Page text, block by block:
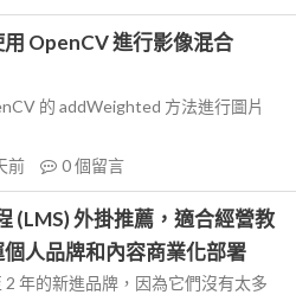
OpenCV 進行影像混合
的 addWeighted 方法進行圖片
前 0個留言
(LMS) 外掛推薦，適合經營教
人品牌和內容商業化部署
年的新進品牌，因為它們沒有太多